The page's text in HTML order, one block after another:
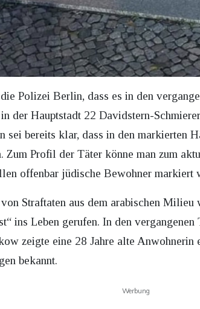
Polizei Berlin, dass es in den
der Hauptstadt 22 Davidstern-
sei bereits klar, dass in den markierten
Zum Profil der Täter könne man zum
offenbar jüdische Bewohner markiert
Straftaten aus dem arabischen
ins Leben gerufen. In den
zeigte eine 28 Jahre alte
bekannt.
Werbung